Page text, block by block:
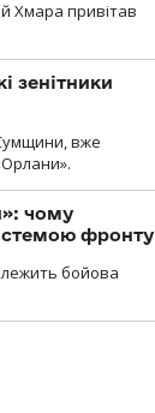
Хмара привітав
зенітники
вже
чому
фронту
бойова